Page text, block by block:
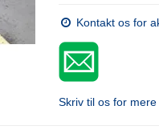
Kontakt os for
Skriv til os for mere